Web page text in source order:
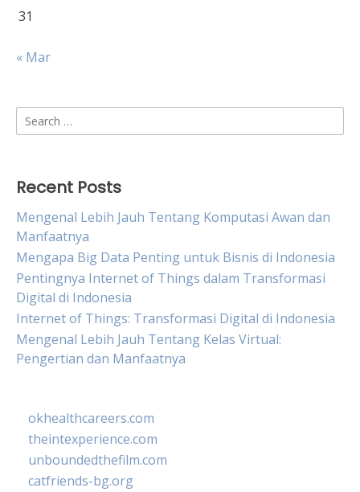
31
« Mar
Search
for:
Recent Posts
Mengenal Lebih Jauh Tentang Komputasi Awan dan
Manfaatnya
Mengapa Big Data Penting untuk Bisnis di Indonesia
Pentingnya Internet of Things dalam Transformasi
Digital di Indonesia
Internet of Things: Transformasi Digital di Indonesia
Mengenal Lebih Jauh Tentang Kelas Virtual:
Pengertian dan Manfaatnya
okhealthcareers.com
theintexperience.com
unboundedthefilm.com
catfriends-bg.org